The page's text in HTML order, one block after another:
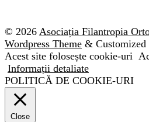
© 2026 Asociația Filantropia
Wordpress Theme &
Acest site folosește cookie-uri
Informații detaliate
POLITICĂ DE COOKIE-URI
Close